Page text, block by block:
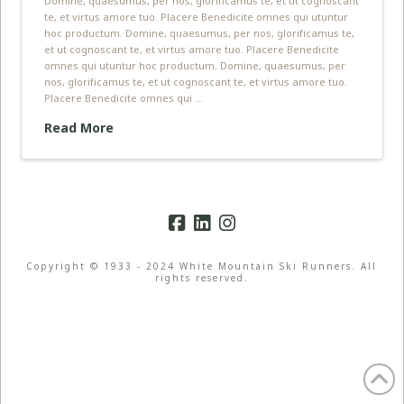
te, et virtus amore tuo. Placere Benedicite omnes qui utuntur
hoc productum. Domine, quaesumus, per nos, glorificamus te,
et ut cognoscant te, et virtus amore tuo. Placere Benedicite
omnes qui utuntur hoc productum. Domine, quaesumus, per
nos, glorificamus te, et ut cognoscant te, et virtus amore tuo.
Placere Benedicite omnes qui …
Read More
Copyright © 1933 - 2024 White Mountain Ski Runners. All
rights reserved.